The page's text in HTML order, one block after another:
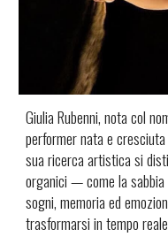
Giulia Rubenni, nota col
performer nata e
sua ricerca artistica si
organici — come la
sogni, memoria ed
trasformarsi in tempo